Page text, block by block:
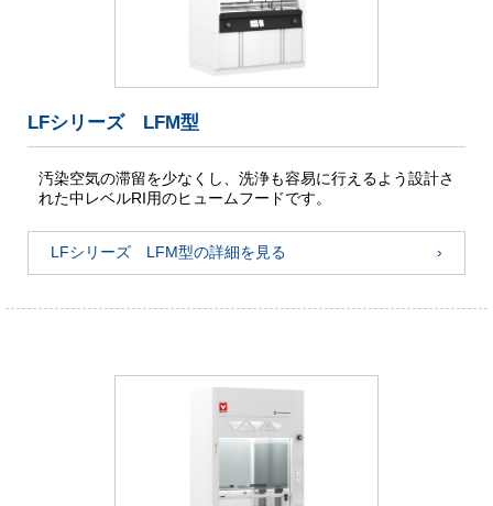
LFシリーズ LFM型
汚染空気の滞留を少なくし、洗浄も容易に行えるよう設計さ
れた中レベルRI用のヒュームフードです。
LFシリーズ LFM型の詳細を見る